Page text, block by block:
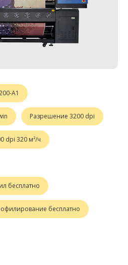
A1
Разрешение 3200 dpi
dpi 320 м²/ч
бесплатно
бесплатно